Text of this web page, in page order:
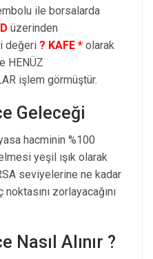
ile borsalarda
üzerinden
değeri ? KAFE * olarak
HENÜZ
işlem görmüştür.
Geleceği
hacminin %100
yeşil ışık olarak
seviyelerine ne kadar
zorlayacağını
Nasıl Alınır ?